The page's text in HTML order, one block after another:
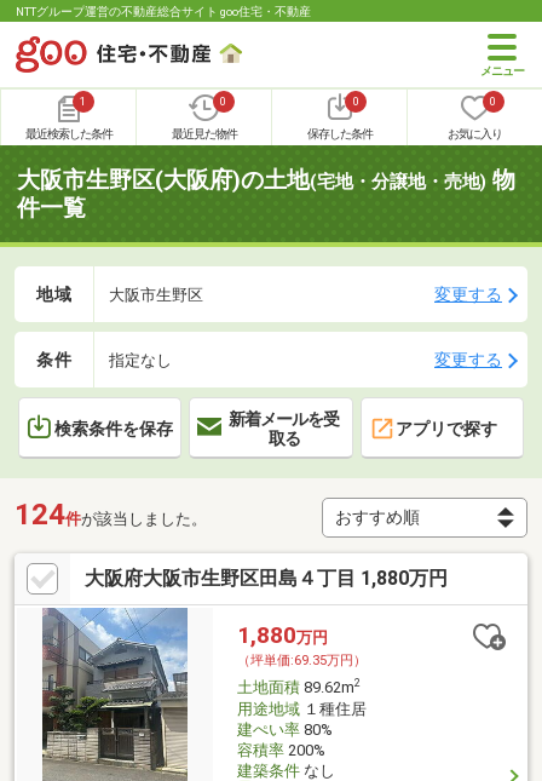
NTTグループ運営の不動産総合サイト goo住宅・不動産
1
最近検索した条件
0
最近見た物件
0
保存した条件
0
お気に入り
大阪市生野区(大阪府)の土地(宅地・分譲地・売地) 物
件一覧
地域 大阪市生野区 変更する
条件 指定なし 変更する
検索条件を保存
新着メールを受
取る
アプリで探す
124件が該当しました。
大阪府大阪市生野区田島４丁目 1,880万円
1,880万円
（坪単価:69.35万円）
土地面積89.62m2
用途地域１種住居
建ぺい率80%
容積率200%
建築条件なし